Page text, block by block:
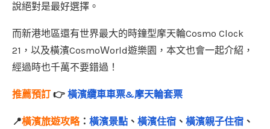
說絕對是最好選擇。
而新港地區還有世界最大的時鐘型摩天輪Cosmo Clock
21，以及橫濱CosmoＷorld遊樂園，本文也會一起介紹，
經過時也千萬不要錯過！
推薦預訂 👉 橫濱纜車車票&摩天輪套票
📍橫濱旅遊攻略： 橫濱景點 、 橫濱住宿 、 橫濱親子住宿 、